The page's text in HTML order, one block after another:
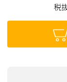
税